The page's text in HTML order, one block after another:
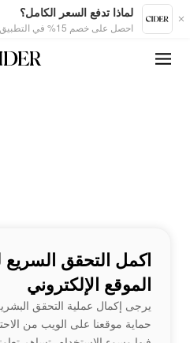
لماذا تدفع السعر الكامل؟
احصل على خصم 15% في التطبيق
اكمل التحقق السريع
الموقع الإلكتروني
يرجى إكمال عملية التحقق
حماية موقعنا على الويب من